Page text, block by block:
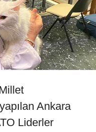
Ankara
Liderler